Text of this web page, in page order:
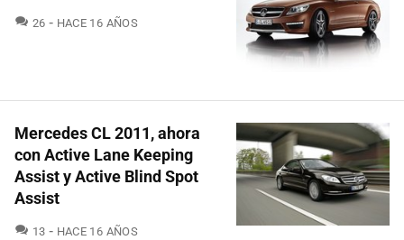
26 COMENTARIOS
HACE 16 AÑOS
Mercedes CL 2011, ahora
con Active Lane Keeping
Assist y Active Blind Spot
Assist
13 COMENTARIOS
HACE 16 AÑOS